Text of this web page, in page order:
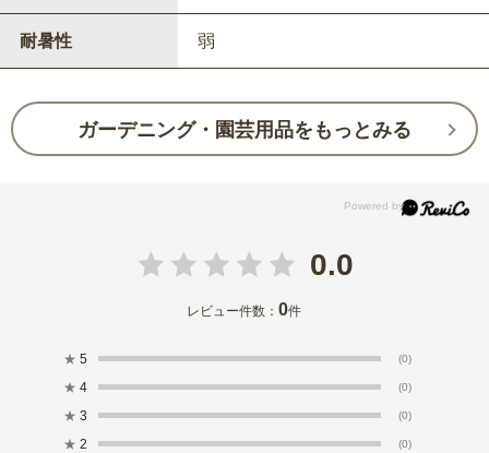
耐暑性 弱
ガーデニング・園芸用品をもっとみる
0.0
レビュー件数：0件
★ 5 (0)
★ 4 (0)
★ 3 (0)
★ 2 (0)